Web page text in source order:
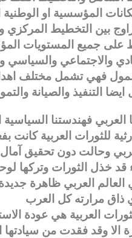
بين التخطيط المركزي
العربي فهندستنا
للثورات العربية
وحالت دون تحقيق
قد خذل الثورات
العربي ظاهرة
الا وقد فقدت من سيادتها